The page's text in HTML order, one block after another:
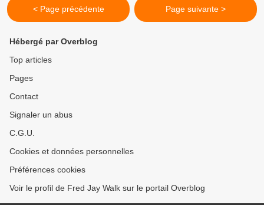
< Page précédente Page suivante >
Hébergé par Overblog
Top articles
Pages
Contact
Signaler un abus
C.G.U.
Cookies et données personnelles
Préférences cookies
Voir le profil de Fred Jay Walk sur le portail Overblog